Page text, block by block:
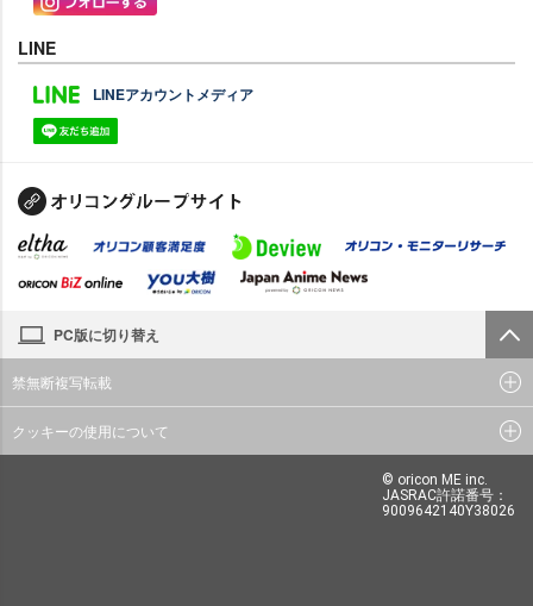
LINE
LINEアカウントメディア
PC版に切り替え
禁無断複写転載
クッキーの使用について
© oricon ME inc.
JASRAC許諾番号：
9009642140Y38026